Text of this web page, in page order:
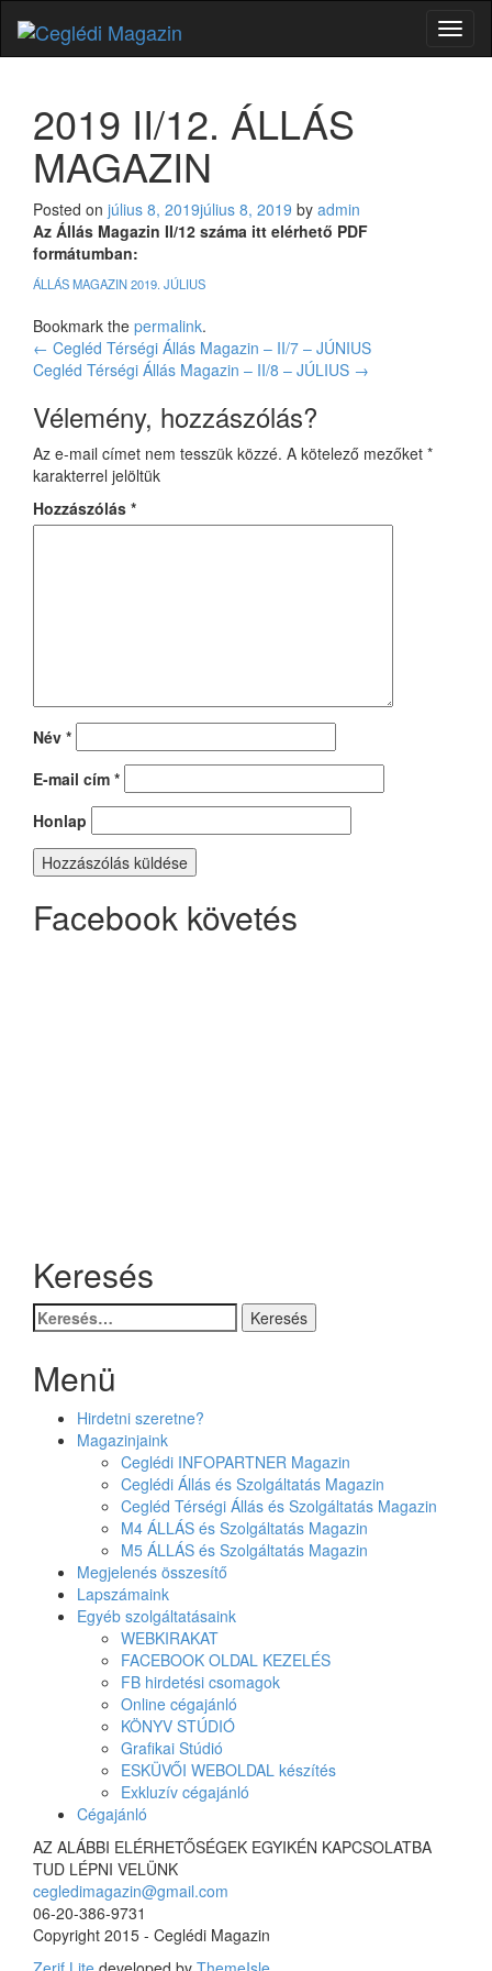
2019 II/12. ÁLLÁS
MAGAZIN
Posted on július 8, 2019július 8, 2019 by admin
Az Állás Magazin II/12 száma itt elérhető PDF
formátumban:
ÁLLÁS MAGAZIN 2019. JÚLIUS
Bookmark the permalink.
Bejegyzés
navigáció
← Cegléd Térségi Állás Magazin – II/7 – JÚNIUS
Cegléd Térségi Állás Magazin – II/8 – JÚLIUS →
Vélemény, hozzászólás?
Az e-mail címet nem tesszük közzé. A kötelező mezőket *
karakterrel jelöltük
Hozzászólás *
Név *
E-mail cím *
Honlap
Facebook követés
Keresés
Keresés:
Menü
Hirdetni szeretne?
Magazinjaink
Ceglédi INFOPARTNER Magazin
Ceglédi Állás és Szolgáltatás Magazin
Cegléd Térségi Állás és Szolgáltatás Magazin
M4 ÁLLÁS és Szolgáltatás Magazin
M5 ÁLLÁS és Szolgáltatás Magazin
Megjelenés összesítő
Lapszámaink
Egyéb szolgáltatásaink
WEBKIRAKAT
FACEBOOK OLDAL KEZELÉS
FB hirdetési csomagok
Online cégajánló
KÖNYV STÚDIÓ
Grafikai Stúdió
ESKÜVŐI WEBOLDAL készítés
Exkluzív cégajánló
Cégajánló
AZ ALÁBBI ELÉRHETŐSÉGEK EGYIKÉN KAPCSOLATBA
TUD LÉPNI VELÜNK
cegledimagazin@gmail.com
06-20-386-9731
Copyright 2015 - Ceglédi Magazin